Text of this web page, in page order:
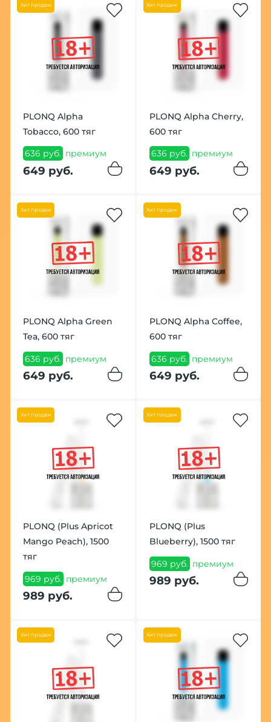
Хит продаж
PLONQ Alpha
Tobacco, 600 тяг
636 руб. премиум
649 руб.
Хит продаж
PLONQ Alpha Cherry,
600 тяг
636 руб. премиум
649 руб.
Хит продаж
PLONQ Alpha Green
Tea, 600 тяг
636 руб. премиум
649 руб.
Хит продаж
PLONQ Alpha Coffee,
600 тяг
636 руб. премиум
649 руб.
Хит продаж
PLONQ (Plus Apricot
Mango Peach), 1500
тяг
969 руб. премиум
989 руб.
Хит продаж
PLONQ (Plus
Blueberry), 1500 тяг
969 руб. премиум
989 руб.
Хит продаж Хит продаж